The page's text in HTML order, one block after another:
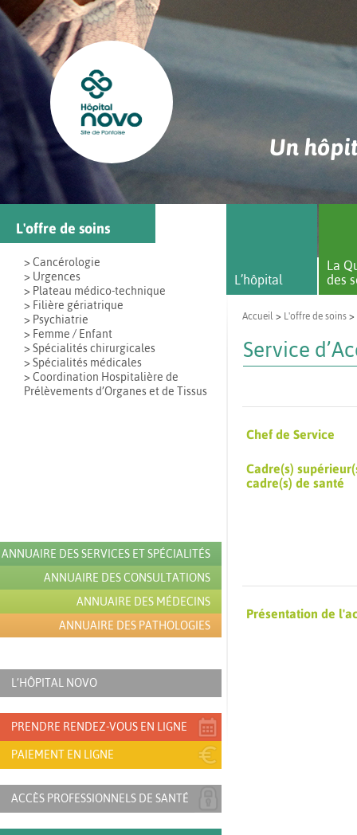
Un
L'offre de soins
> Cancérologie
> Urgences
> Plateau médico-technique
> Filière gériatrique
> Psychiatrie
> Femme / Enfant
> Spécialités chirurgicales
> Spécialités médicales
> Coordination Hospitalière de
Prélèvements d’Organes et de Tissus
ANNUAIRE DES SERVICES ET SPÉCIALITÉS
ANNUAIRE DES CONSULTATIONS
ANNUAIRE DES MÉDECINS
ANNUAIRE DES PATHOLOGIES
L’HÔPITAL NOVO
PRENDRE RENDEZ-VOUS EN LIGNE
PAIEMENT EN LIGNE
ACCÈS PROFESSIONNELS DE SANTÉ
L’hôpital
La
des
Accueil > L'offre de soins >
Service
Chef de Service
Cadre(s)
cadre(s) de santé
Présentation de